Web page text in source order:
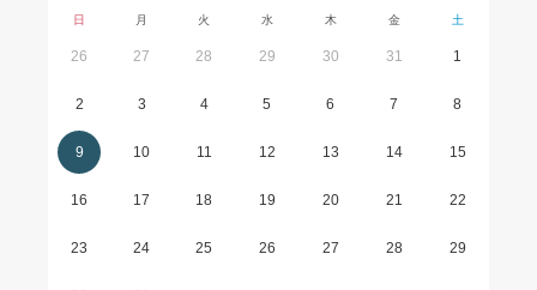
日 月 火 水 木 金 土
26 27 28 29 30 31 1
2 3 4 5 6 7 8
9 10 11 12 13 14 15
16 17 18 19 20 21 22
23 24 25 26 27 28 29